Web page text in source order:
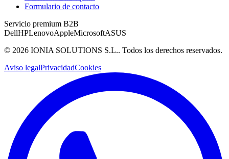
Formulario de contacto
Servicio premium B2B
DellHPLenovoAppleMicrosoftASUS
© 2026 IONIA SOLUTIONS S.L.. Todos los derechos reservados.
Aviso legalPrivacidadCookies